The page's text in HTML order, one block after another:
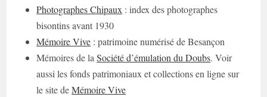
Photographes Chipaux : index des photographes
bisontins avant 1930
Mémoire Vive : patrimoine numérisé de Besançon
Mémoires de laSociété d’émulation du Doubs. Voir
aussi les fonds patrimoniaux et collections en ligne sur
le site deMémoire Vive